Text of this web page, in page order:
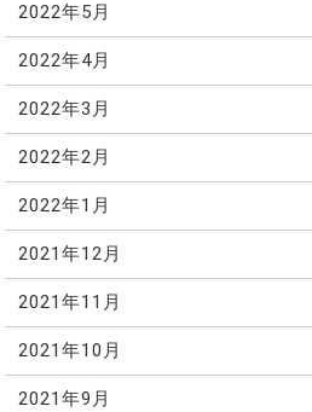
2022年5月
2022年4月
2022年3月
2022年2月
2022年1月
2021年12月
2021年11月
2021年10月
2021年9月